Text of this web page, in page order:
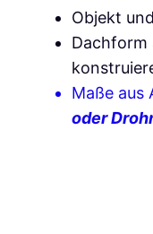
Objekt
Dachform
Maße aus
oder